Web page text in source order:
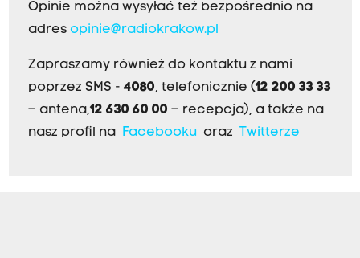
Opinie można wysyłać też bezpośrednio na
adres opinie@radiokrakow.pl
Zapraszamy również do kontaktu z nami
poprzez SMS - 4080, telefonicznie (12 200 33 33
– antena,12 630 60 00 – recepcja), a także na
nasz profil na Facebookuoraz Twitterze